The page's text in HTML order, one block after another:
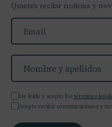
Quieres recibir noticias y
He leído y acepto los términos
Acepto recibir comunicaciones y